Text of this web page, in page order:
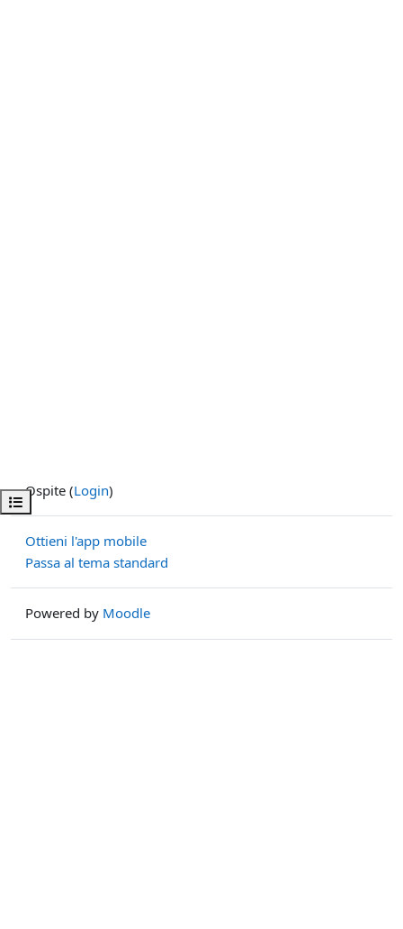
Apri indice del corso
Ospite (Login)
Ottieni l'app mobile
Passa al tema standard
Powered by Moodle